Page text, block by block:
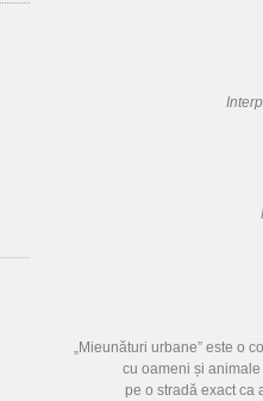
„Mieunături urbane” este o
cu oameni și
pe o stradă exact ca